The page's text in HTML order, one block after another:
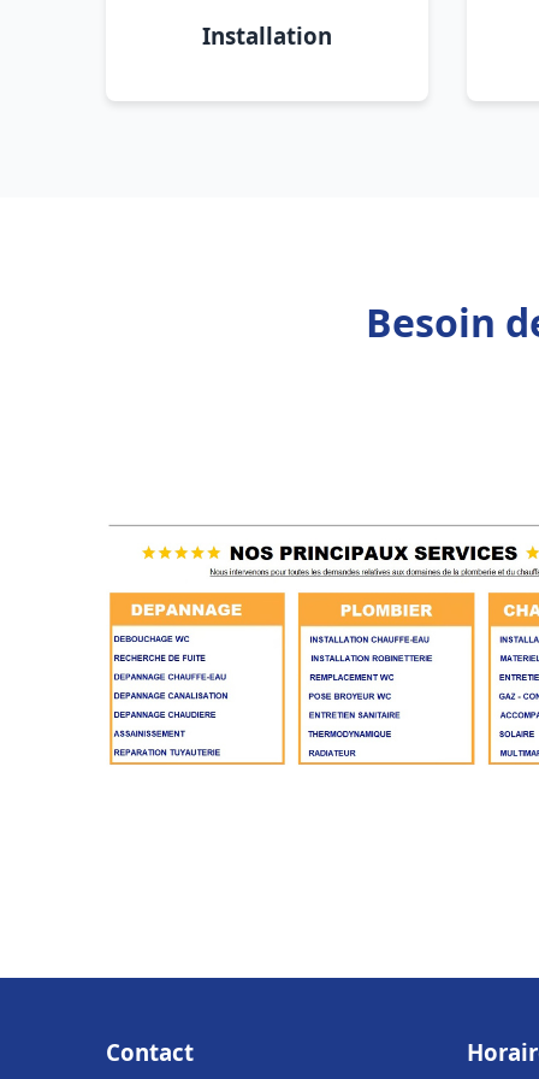
Installation
Besoin
Contact